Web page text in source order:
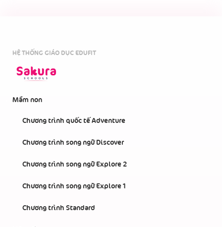
HỆ THỐNG GIÁO DỤC EDUFIT
Mầm non
Chương trình quốc tế Adventure
Chương trình song ngữ Discover
Chương trình song ngữ Explore 2
Chương trình song ngữ Explore 1
Chương trình Standard